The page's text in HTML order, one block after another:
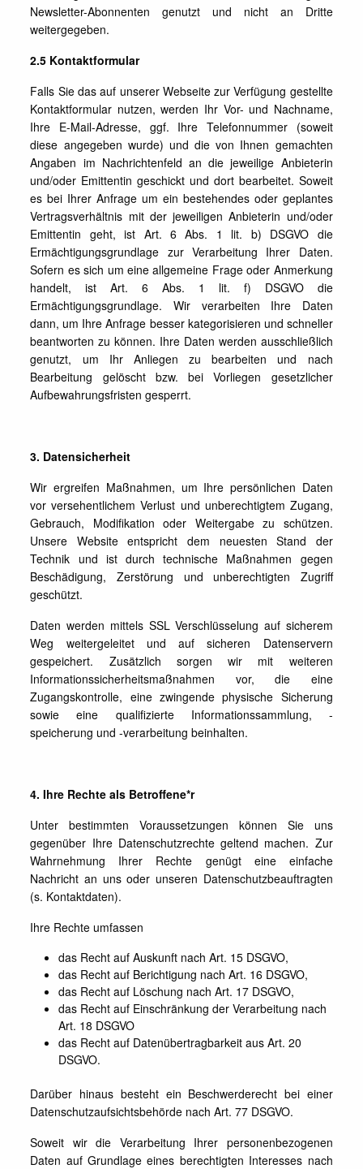
Newsletter-Abonnenten genutzt und nicht an Dritte
weitergegeben.
2.5 Kontaktformular
Falls Sie das auf unserer Webseite zur Verfügung gestellte
Kontaktformular nutzen, werden Ihr Vor- und Nachname,
Ihre E-Mail-Adresse, ggf. Ihre Telefonnummer (soweit
diese angegeben wurde) und die von Ihnen gemachten
Angaben im Nachrichtenfeld an die jeweilige Anbieterin
und/oder Emittentin geschickt und dort bearbeitet. Soweit
es bei Ihrer Anfrage um ein bestehendes oder geplantes
Vertragsverhältnis mit der jeweiligen Anbieterin und/oder
Emittentin geht, ist Art. 6 Abs. 1 lit. b) DSGVO die
Ermächtigungsgrundlage zur Verarbeitung Ihrer Daten.
Sofern es sich um eine allgemeine Frage oder Anmerkung
handelt, ist Art. 6 Abs. 1 lit. f) DSGVO die
Ermächtigungsgrundlage. Wir verarbeiten Ihre Daten
dann, um Ihre Anfrage besser kategorisieren und schneller
beantworten zu können. Ihre Daten werden ausschließlich
genutzt, um Ihr Anliegen zu bearbeiten und nach
Bearbeitung gelöscht bzw. bei Vorliegen gesetzlicher
Aufbewahrungsfristen gesperrt.
3. Datensicherheit
Wir ergreifen Maßnahmen, um Ihre persönlichen Daten
vor versehentlichem Verlust und unberechtigtem Zugang,
Gebrauch, Modifikation oder Weitergabe zu schützen.
Unsere Website entspricht dem neuesten Stand der
Technik und ist durch technische Maßnahmen gegen
Beschädigung, Zerstörung und unberechtigten Zugriff
geschützt.
Daten werden mittels SSL Verschlüsselung auf sicherem
Weg weitergeleitet und auf sicheren Datenservern
gespeichert. Zusätzlich sorgen wir mit weiteren
Informationssicherheitsmaßnahmen vor, die eine
Zugangskontrolle, eine zwingende physische Sicherung
sowie eine qualifizierte Informationssammlung, -
speicherung und -verarbeitung beinhalten.
4. Ihre Rechte als Betroffene*r
Unter bestimmten Voraussetzungen können Sie uns
gegenüber Ihre Datenschutzrechte geltend machen. Zur
Wahrnehmung Ihrer Rechte genügt eine einfache
Nachricht an uns oder unseren Datenschutzbeauftragten
(s. Kontaktdaten).
Ihre Rechte umfassen
das Recht auf Auskunft nach Art. 15 DSGVO,
das Recht auf Berichtigung nach Art. 16 DSGVO,
das Recht auf Löschung nach Art. 17 DSGVO,
das Recht auf Einschränkung der Verarbeitung nach
Art. 18 DSGVO
das Recht auf Datenübertragbarkeit aus Art. 20
DSGVO.
Darüber hinaus besteht ein Beschwerderecht bei einer
Datenschutzaufsichtsbehörde nach Art. 77 DSGVO.
Soweit wir die Verarbeitung Ihrer personenbezogenen
Daten auf Grundlage eines berechtigten Interesses nach